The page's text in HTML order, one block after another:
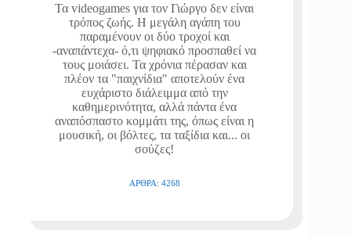
Τα videogames για τον Γιώργο δεν είναι
τρόπος ζωής. Η μεγάλη αγάπη του
παραμένουν οι δύο τροχοί και
-αναπάντεχα- ό,τι ψηφιακό προσπαθεί να
τους μοιάσει. Τα χρόνια πέρασαν και
πλέον τα "παιχνίδια" αποτελούν ένα
ευχάριστο διάλειμμα από την
καθημερινότητα, αλλά πάντα ένα
αναπόσπαστο κομμάτι της, όπως είναι η
μουσική, οι βόλτες, τα ταξίδια και... οι
σούζες!
ΆΡΘΡΑ: 4268